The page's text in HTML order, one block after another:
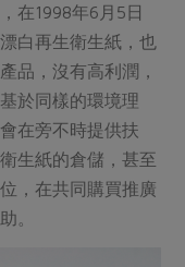
在1998年6月5日
白再生衛生紙，也
品，沒有高利潤，
於同樣的環境理
在旁不時提供扶
生紙的倉儲，甚至
，在共同購買推廣
。